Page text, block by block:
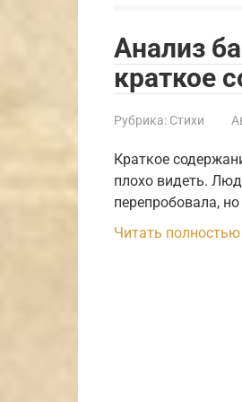
Анализ
краткое
Рубрика: Стихи
Краткое
плохо видеть.
перепробовала,
Читать полностью